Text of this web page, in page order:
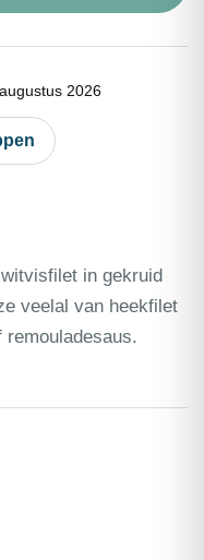
2026
in gekruid
veelal van heekfilet